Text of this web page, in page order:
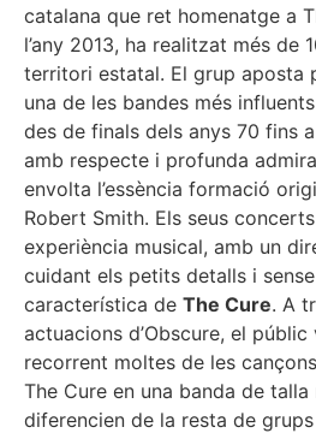
catalana que ret homenatge a
l’any 2013, ha realitzat més de
territori estatal. El grup aposta
una de les bandes més
des de finals dels anys 70 fins
amb respecte i profunda
envolta l’essència formació
Robert Smith. Els seus
experiència musical, amb un
cuidant els petits detalls i
característica de The Cure. A
actuacions d’Obscure, el
recorrent moltes de les
The Cure en una banda de talla
diferencien de la resta de